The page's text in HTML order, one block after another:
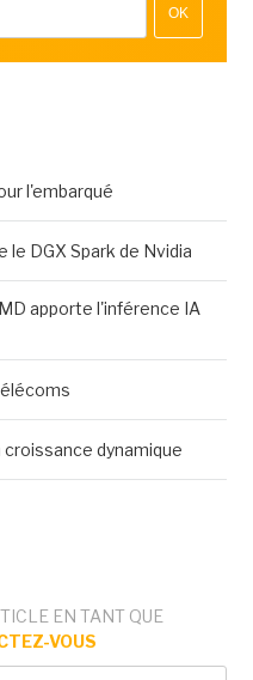
OK
l'embarqué
le DGX Spark de Nvidia
apporte l'inférence IA
dynamique
EN TANT QUE
VOUS